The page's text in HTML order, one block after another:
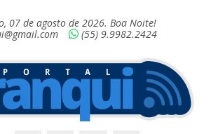
07 de agosto de 2026. Boa Noite!
(55) 9.9982.2424